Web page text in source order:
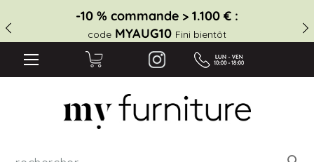
-10 % commande > 1.100 € :
code MYAUG10 Fini bientôt